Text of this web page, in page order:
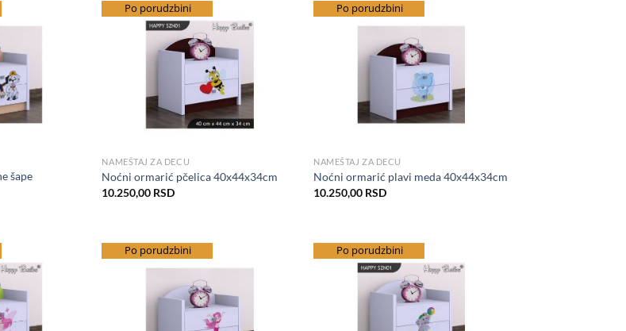
Add to Wishlist
šape
besplatna dostava
Po porudzbini
Add to Wishlist
NAMEŠTAJ ZA DECU
Noćni ormarić pčelica 40x44x34cm
10.250,00 RSD
besplatna dostava
Po porudzbini
Add to Wishlist
NAMEŠTAJ ZA DECU
Noćni ormarić plavi meda 40x44x34cm
10.250,00 RSD
Add to Wishlist
besplatna dostava
Po porudzbini
Add to Wishlist
Po porudzbini
Add to Wishlist